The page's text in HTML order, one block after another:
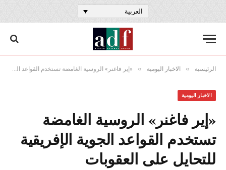
العربية
الرئيسية » الاخبار اليومية » «إير فاغنر» الروسية الغامضة تستخدم القواعد الجوية الإفريقية للتحايل على العقوبات
الاخبار اليومية
«إير فاغنر» الروسية الغامضة
تستخدم القواعد الجوية الإفريقية
للتحايل على العقوبات